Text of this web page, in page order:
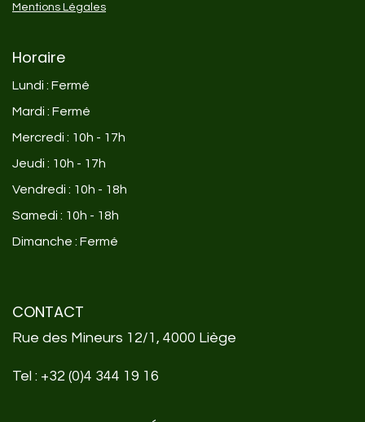
Mentions Légales
Horaire
Lundi : Fermé
Mardi : Fermé
Mercredi : 10h - 17h
Jeudi : 10h - 17h
Vendredi : 10h - 18h
Samedi : 10h - 18h
Dimanche : Fermé
CONTACT
Rue des Mineurs 12/1, 4000 Liège
Tel : +32 (0)4 344 19 16